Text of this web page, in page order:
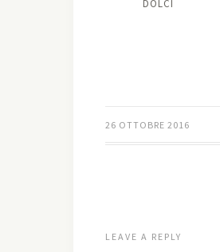
DOLCI
26 OTTOBRE 2016
LEAVE A REPLY